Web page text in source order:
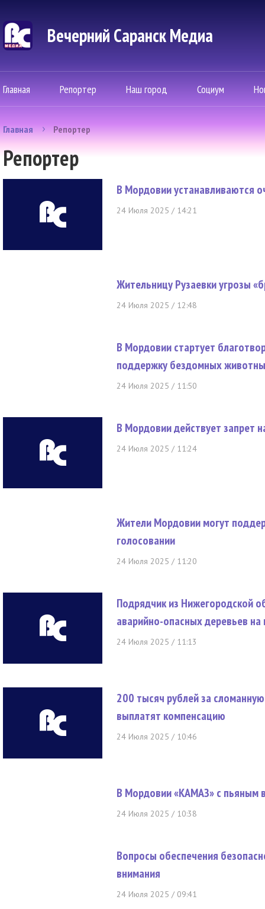
Вечерний Саранск Mедиа
Главная Репортер Наш город Социум
Главная Репортер
Репортер
В Мордовии устанавливаются
24 Июля 2025 / 14:21
Жительницу Рузаевки угрозы
24 Июля 2025 / 12:48
В Мордовии стартует
поддержку бездомных
24 Июля 2025 / 11:50
В Мордовии действует запрет
24 Июля 2025 / 11:24
Жители Мордовии могут
голосовании
24 Июля 2025 / 11:20
Подрядчик из Нижегородской
аварийно-опасных деревьев
24 Июля 2025 / 11:13
200 тысяч рублей за
выплатят компенсацию
24 Июля 2025 / 10:46
В Мордовии «КАМАЗ» с пьяным
24 Июля 2025 / 10:38
Вопросы обеспечения
внимания
24 Июля 2025 / 09:41